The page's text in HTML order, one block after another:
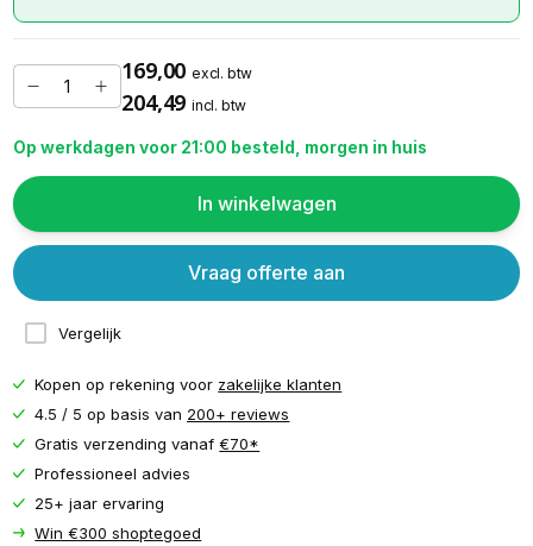
169,00 excl. btw
204,49 incl. btw
Op werkdagen voor 21:00 besteld, morgen in huis
In winkelwagen
Vergelijk
Vraag offerte aan
Kopen op rekening voor zakelijke klanten
4.5 / 5 op basis van 200+ reviews
Gratis verzending vanaf€70*
Professioneel advies
25+ jaar ervaring
Win €300 shoptegoed